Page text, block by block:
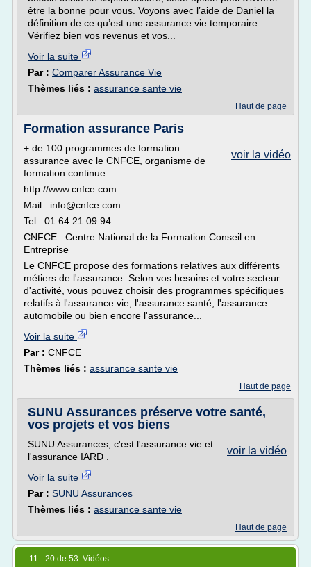
être la bonne pour vous. Voyons avec l’aide de Daniel la
définition de ce qu’est une assurance vie temporaire.
Vérifiez bien vos revenus et vos...
Voir la suite
Par : Comparer Assurance Vie
Thèmes liés : assurance sante vie
Haut de page
Formation assurance Paris
voir la vidéo
+ de 100 programmes de formation
assurance avec le CNFCE, organisme de
formation continue.
http://www.cnfce.com
Mail : info@cnfce.com
Tel : 01 64 21 09 94
CNFCE : Centre National de la Formation Conseil en
Entreprise
Le CNFCE propose des formations relatives aux différents
métiers de l'assurance. Selon vos besoins et votre secteur
d'activité, vous pouvez choisir des programmes spécifiques
relatifs à l'assurance vie, l'assurance santé, l'assurance
automobile ou bien encore l'assurance...
Voir la suite
Par : CNFCE
Thèmes liés : assurance sante vie
Haut de page
SUNU Assurances préserve votre santé,
vos projets et vos biens
voir la vidéo
SUNU Assurances, c'est l'assurance vie et
l'assurance IARD .
Voir la suite
Par : SUNU Assurances
Thèmes liés : assurance sante vie
Haut de page
11 - 20 de 53 Vidéos